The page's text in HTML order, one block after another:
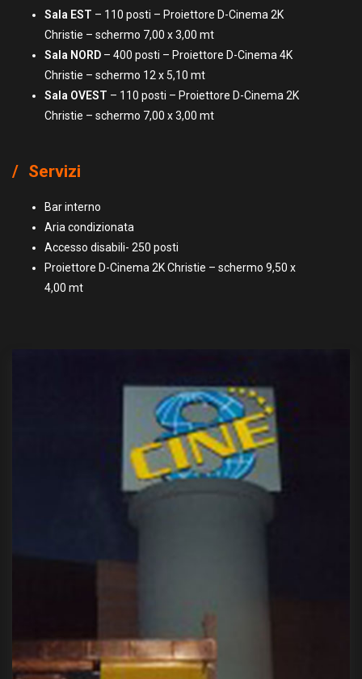
Sala EST – 110 posti – Proiettore D-Cinema 2K
Christie – schermo 7,00 x 3,00 mt
Sala NORD – 400 posti – Proiettore D-Cinema 4K
Christie – schermo 12 x 5,10 mt
Sala OVEST – 110 posti – Proiettore D-Cinema 2K
Christie – schermo 7,00 x 3,00 mt
Servizi
Bar interno
Aria condizionata
Accesso disabili- 250 posti
Proiettore D-Cinema 2K Christie – schermo 9,50 x
4,00 mt